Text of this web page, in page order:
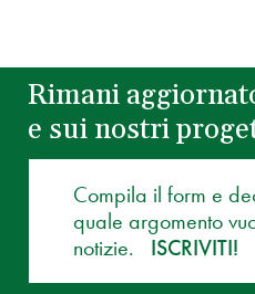
Rimani
e sui nostri
Compila il form e
quale argomento
notizie.
ISCRIVITI!